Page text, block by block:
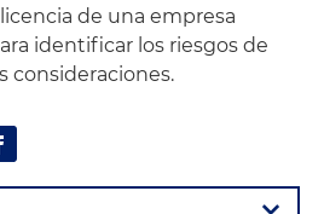
de una empresa
identificar los riesgos de
consideraciones.